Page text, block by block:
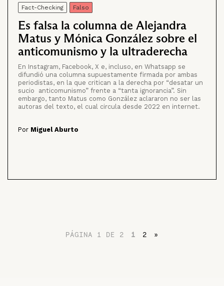
Fact-Checking Falso
Es falsa la columna de Alejandra
Matus y Mónica González sobre el
anticomunismo y la ultraderecha
En Instagram, Facebook, X e, incluso, en Whatsapp se
difundió una columna supuestamente firmada por ambas
periodistas, en la que critican a la derecha por “desatar un
sucio anticomunismo” frente a “tanta ignorancia”. Sin
embargo, tanto Matus como González aclararon no ser las
autoras del texto, el cual circula desde 2022 en internet.
Por Miguel Aburto
PÁGINA 1 DE 2 1 2 »